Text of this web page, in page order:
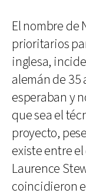
El nombre de
prioritarios
inglesa,
alemán de 35
esperaban y
que sea el
proyecto,
existe entre
Laurence
coincidieron